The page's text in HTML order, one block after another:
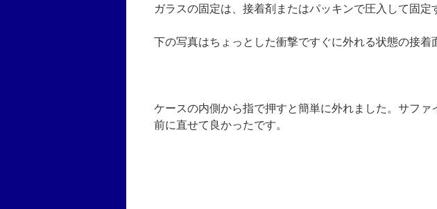
ガラスの固定は、接着剤またはパッキンで圧入して固定
下の写真はちょっとした衝撃ですぐに外れる状態の接着
ケースの内側から指で押すと簡単に外れました。サファ
前に直せて良かったです。